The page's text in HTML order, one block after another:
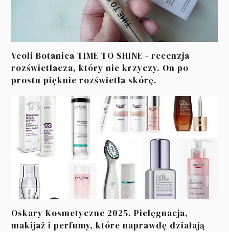
Veoli Botanica TIME TO SHINE - recenzja
rozświetlacza, który nie krzyczy. On po
prostu pięknie rozświetla skórę.
Oskary Kosmetyczne 2025. Pielęgnacja,
makijaż i perfumy, które naprawdę działają